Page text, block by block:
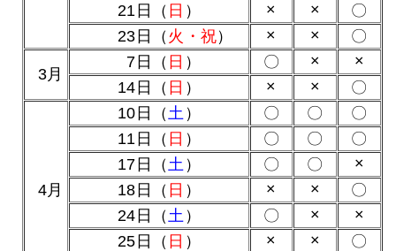
21日（ 日 ） × ×
〇
23日（ 火・祝） × × 〇
3月
7日（ 日 ） 〇 ×
×
14日（ 日 ） × × 〇
4月
10日（土 ） 〇 〇
〇
11日（ 日 ） 〇 〇
〇
17日（土 ） 〇 〇
×
18日（ 日 ） × ×
〇
24日（土 ） 〇 ×
×
25日（ 日 ） × ×
〇